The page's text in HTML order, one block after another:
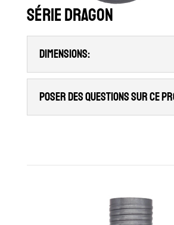
Série Dragon
Dimensions:
Poser des questions sur ce